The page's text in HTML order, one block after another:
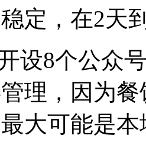
定，在2天
设8个公众
理，因为
大可能是